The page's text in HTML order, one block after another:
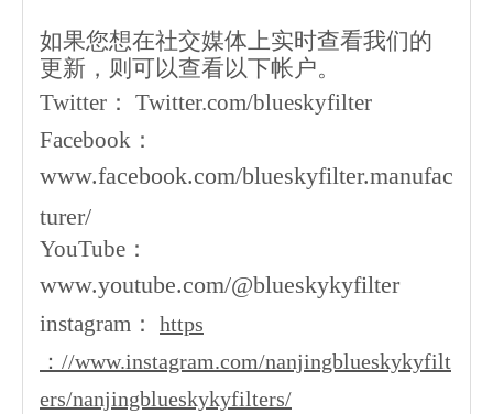
如果您想在社交媒体上实时查看我们的
更新，则可以查看以下帐户。
Twitter： Twitter.com/blueskyfilter
Facebook：
www.facebook.com/blueskyfilter.manufac
turer/
YouTube：
www.youtube.com/@blueskykyfilter
instagram： https
：//www.instagram.com/nanjingblueskykyfilt
ers/nanjingblueskykyfilters/